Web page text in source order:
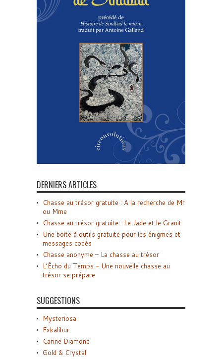
DERNIERS ARTICLES
Chasse au trésor gratuite : A la recherche de Mr
ou Mme
Chasse au trésor gratuite : Le Jade et le Granit
Une boîte à outils gratuite pour les énigmes et
messages codés
Chasse anonyme – La chasse au trésor
L’Écho du Temps – Une nouvelle chasse au
trésor se prépare
SUGGESTIONS
Mysteriosa
Exkalibur
Carine Diamond
Gold & Crystal